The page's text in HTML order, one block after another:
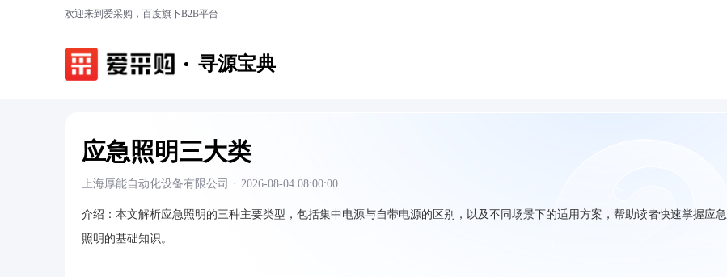
欢迎来到爱采购，百度旗下B2B平台
寻源宝典
应急照明三大类
上海厚能自动化设备有限公司 · 2026-08-04 08:00:00
介绍： 本文解析应急照明的三种主要类型，包括集中电源与自带电源的区别，以及不同场景下的适用方案，帮助读者快速掌握应急
照明的基础知识。